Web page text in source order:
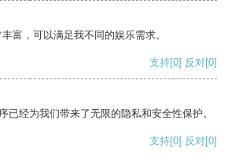
富，可以满足我不同的娱乐需求。
支持[0] 反对[0]
已经为我们带来了无限的隐私和安全性保护。
支持[0] 反对[0]